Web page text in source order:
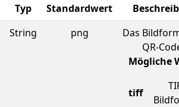
Typ Standardwert
String png
Das
QR-
Mögliche
tiff